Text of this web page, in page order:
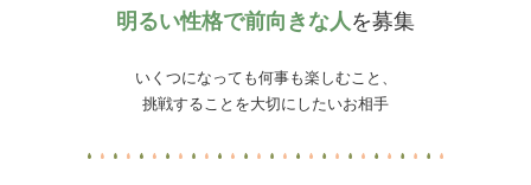
明るい性格で前向きな人 を募集
いくつになっても何事も楽しむこと、
挑戦することを大切にしたいお相手